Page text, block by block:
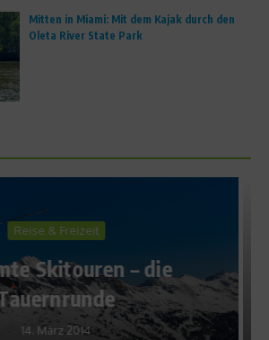
Mitten in Miami: Mit dem Kajak durch den
Oleta River State Park
Sports Inside
Skitouren Opening –
geht vor
3. Februar 2011